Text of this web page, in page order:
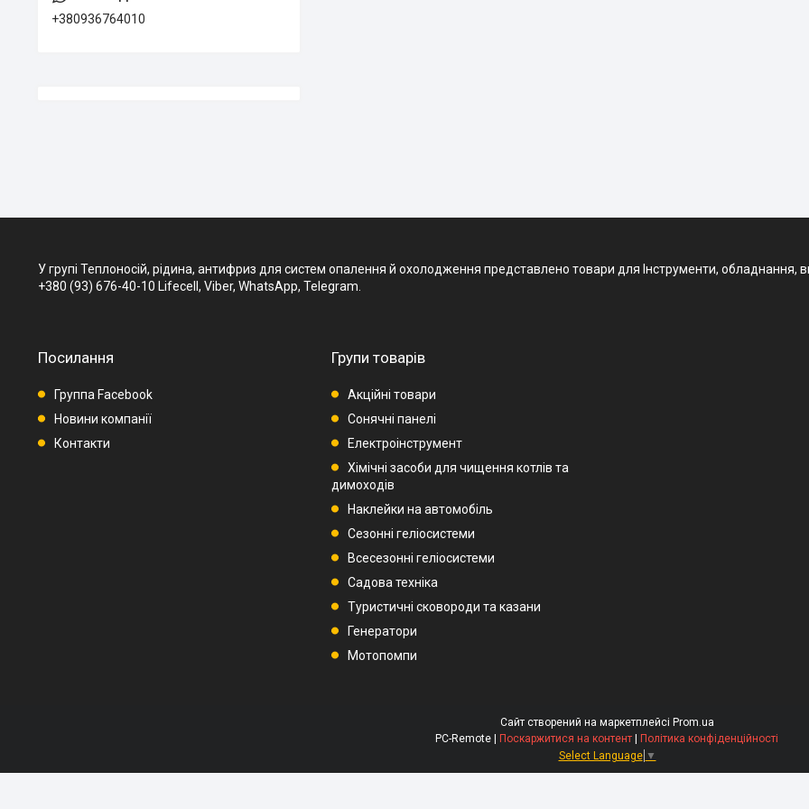
+380936764010
У групі Теплоносій, рідина, антифриз для систем опалення й охолодження представлено товари для Інструменти, обладнання,
+380 (93) 676-40-10 Lifecell, Viber, WhatsApp, Telegram.
Посилання
Группа Facebook
Новини компанії
Контакти
Групи товарів
Акційні товари
Сонячні панелі
Електроінструмент
Хімічні засоби для чищення котлів та
димоходів
Наклейки на автомобіль
Сезонні геліосистеми
Всесезонні геліосистеми
Садова техніка
Туристичні сковороди та казани
Генератори
Мотопомпи
Сайт створений на маркетплейсі Prom.ua
Поскаржитися на контент
Політика конфіденційності
Select Language ▼